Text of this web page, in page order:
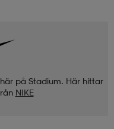
på Stadium. Här hittar
NIKE